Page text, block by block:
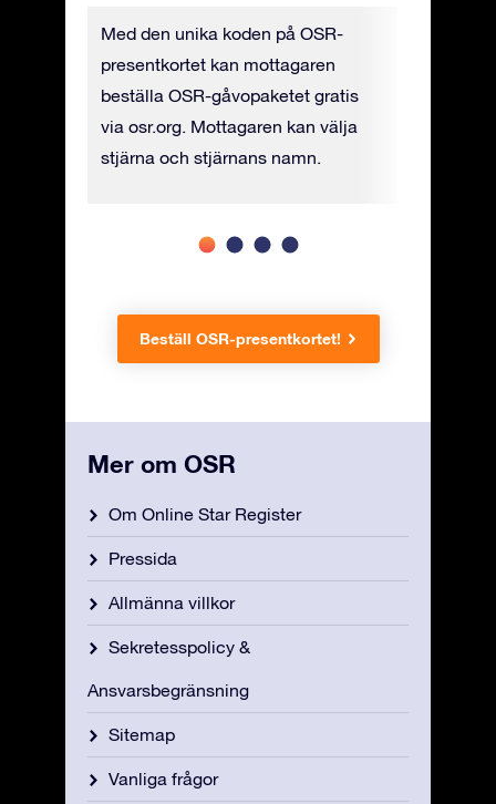
Med den unika koden på OSR-
presentkortet kan mottagaren
beställa OSR-gåvopaketet gratis
via osr.org. Mottagaren kan välja
stjärna och stjärnans namn.
Beställ OSR-presentkortet!
Mer om OSR
Om Online Star Register
Pressida
Allmänna villkor
Sekretesspolicy &
Ansvarsbegränsning
Sitemap
Vanliga frågor